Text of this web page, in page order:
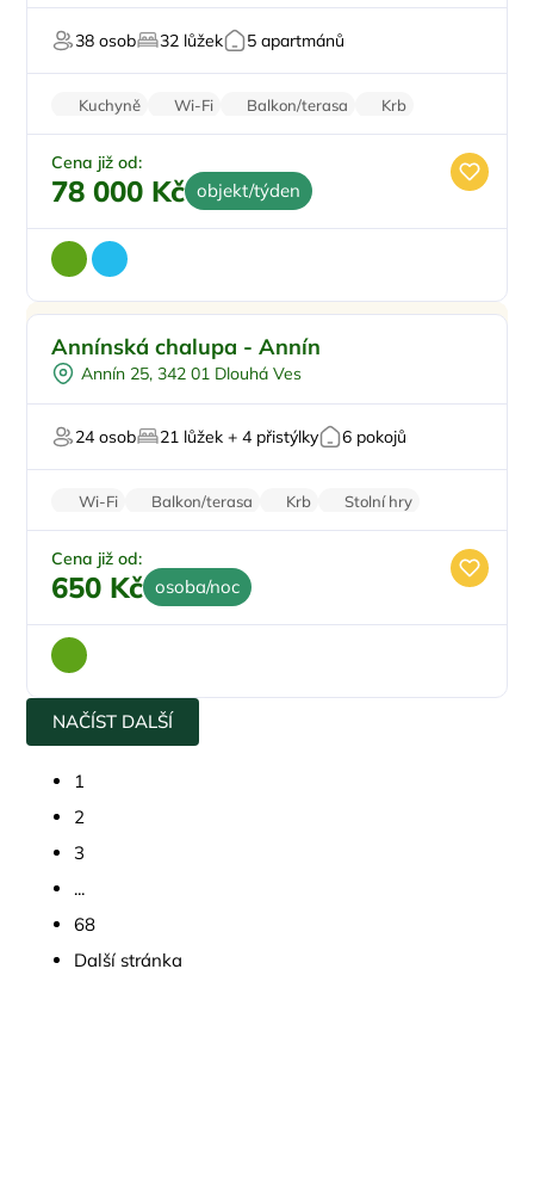
Firemní akce/teambuilding
38 osob 32 lůžek 5 apartmánů
Kuchyně Wi-Fi Balkon/terasa
Krb
Klimatizace
Cena již od:
78 000 Kč objekt/týden
U lesa
U vody
V chráněném uzemí
Annínská chalupa - Annín
Annín 25, 342 01 Dlouhá Ves
24 osob 21 lůžek + 4 přistýlky 6 pokojů
Wi-Fi Balkon/terasa Krb
Stolní hry
Parkování zdarma
Cena již od:
650 Kč osoba/noc
NAČÍST DALŠÍ
1
2
3
...
68
Další stránka